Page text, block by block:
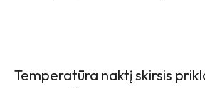
Temperatūra naktį skirsis